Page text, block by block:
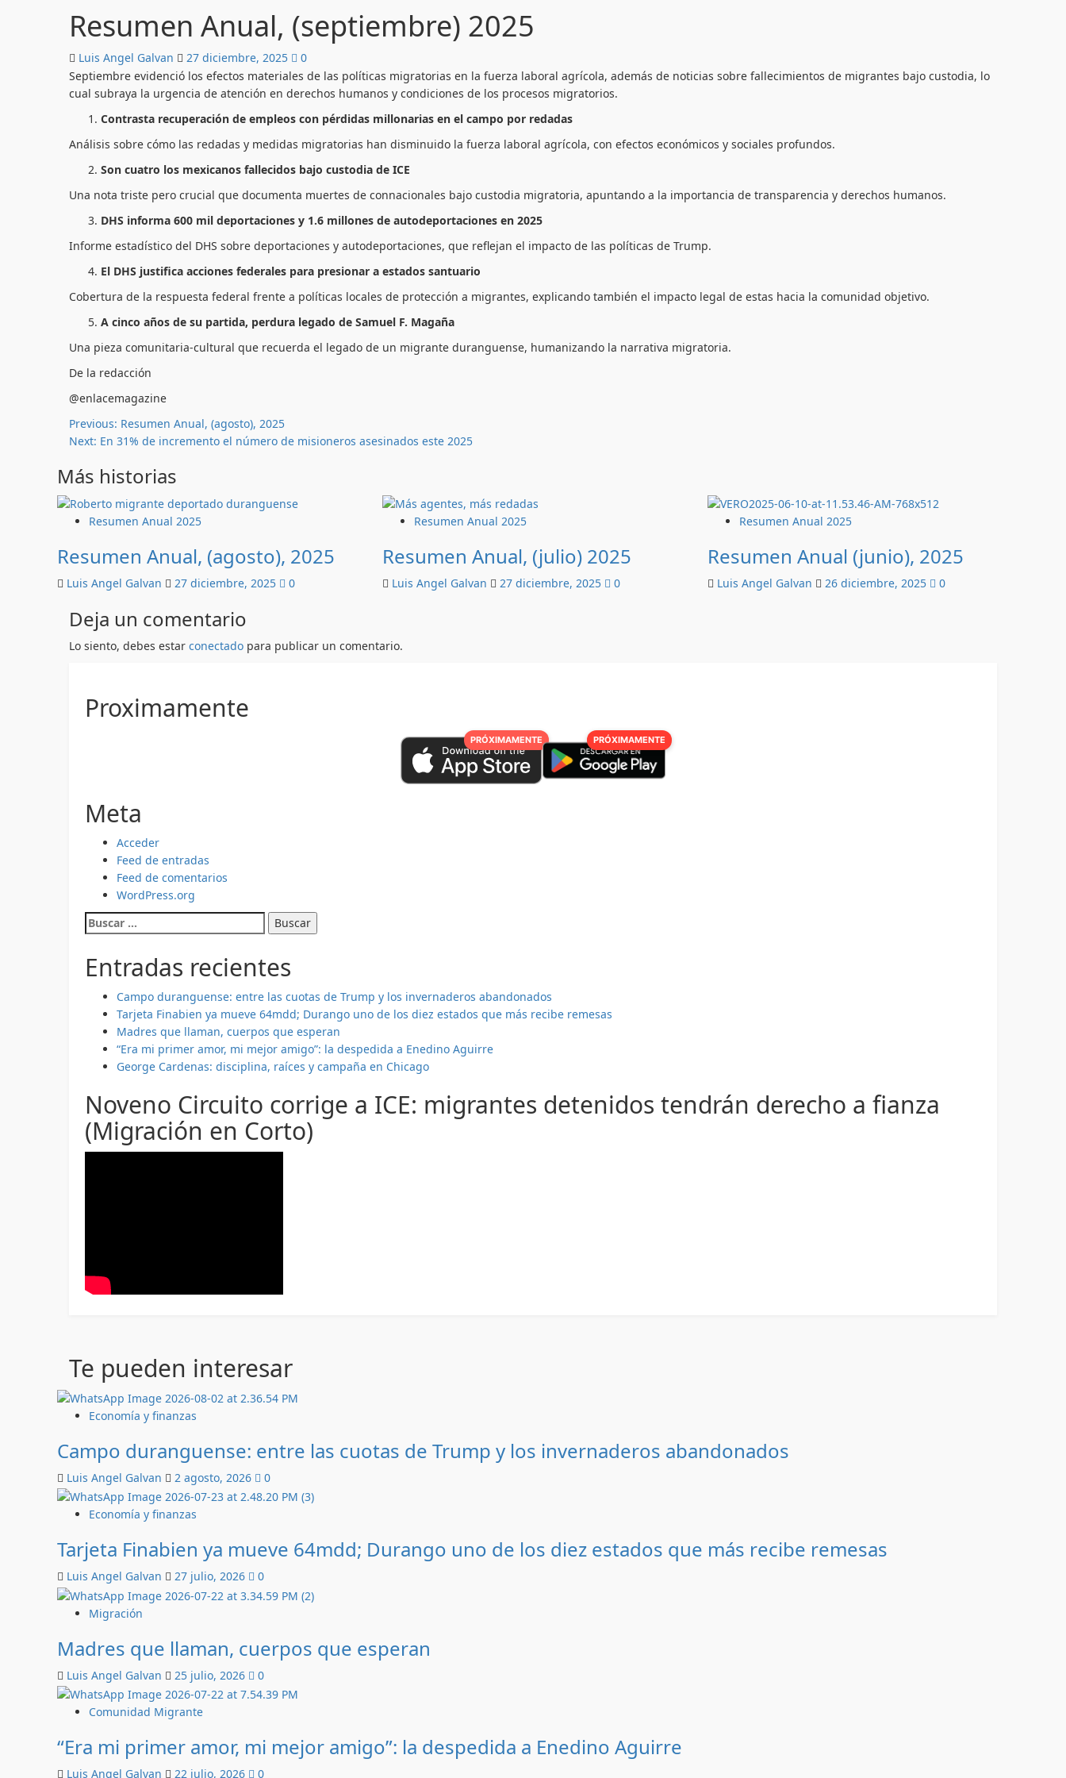
Resumen Anual, (septiembre) 2025
Luis Angel Galvan 27 diciembre, 2025
0
Septiembre evidenció los efectos materiales de las políticas migratorias en la fuerza laboral agrícola, además de noticias sobre fallecimientos de migrantes bajo custodia, lo
cual subraya la urgencia de atención en derechos humanos y condiciones de los procesos migratorios.
Contrasta recuperación de empleos con pérdidas millonarias en el campo por redadas
Análisis sobre cómo las redadas y medidas migratorias han disminuido la fuerza laboral agrícola, con efectos económicos y sociales profundos.
Son cuatro los mexicanos fallecidos bajo custodia de ICE
Una nota triste pero crucial que documenta muertes de connacionales bajo custodia migratoria, apuntando a la importancia de transparencia y derechos humanos.
DHS informa 600 mil deportaciones y 1.6 millones de autodeportaciones en 2025
Informe estadístico del DHS sobre deportaciones y autodeportaciones, que reflejan el impacto de las políticas de Trump.
El DHS justifica acciones federales para presionar a estados santuario
Cobertura de la respuesta federal frente a políticas locales de protección a migrantes, explicando también el impacto legal de estas hacia la comunidad objetivo.
A cinco años de su partida, perdura legado de Samuel F. Magaña
Una pieza comunitaria-cultural que recuerda el legado de un migrante duranguense, humanizando la narrativa migratoria.
De la redacción
@enlacemagazine
Post
navigation
Previous: Resumen Anual, (agosto), 2025
Next: En 31% de incremento el número de misioneros asesinados este 2025
Más historias
Resumen Anual 2025
Resumen Anual, (agosto), 2025
Luis Angel Galvan 27 diciembre, 2025 0
Resumen Anual 2025
Resumen Anual, (julio) 2025
Luis Angel Galvan 27 diciembre, 2025 0
Resumen Anual 2025
Resumen Anual (junio), 2025
Luis Angel Galvan 26 diciembre, 2025 0
Deja un comentario
Lo siento, debes estar conectado para publicar un comentario.
Proximamente
PRÓXIMAMENTE PRÓXIMAMENTE
Meta
Acceder
Feed de entradas
Feed de comentarios
WordPress.org
Buscar:
Entradas recientes
Campo duranguense: entre las cuotas de Trump y los invernaderos abandonados
Tarjeta Finabien ya mueve 64mdd; Durango uno de los diez estados que más recibe remesas
Madres que llaman, cuerpos que esperan
“Era mi primer amor, mi mejor amigo”: la despedida a Enedino Aguirre
George Cardenas: disciplina, raíces y campaña en Chicago
Noveno Circuito corrige a ICE: migrantes detenidos tendrán derecho a fianza
(Migración en Corto)
Te pueden interesar
Economía y finanzas
Campo duranguense: entre las cuotas de Trump y los invernaderos abandonados
Luis Angel Galvan 2 agosto, 2026 0
Economía y finanzas
Tarjeta Finabien ya mueve 64mdd; Durango uno de los diez estados que más recibe remesas
Luis Angel Galvan 27 julio, 2026 0
Migración
Madres que llaman, cuerpos que esperan
Luis Angel Galvan 25 julio, 2026 0
Comunidad Migrante
“Era mi primer amor, mi mejor amigo”: la despedida a Enedino Aguirre
Luis Angel Galvan 22 julio, 2026 0